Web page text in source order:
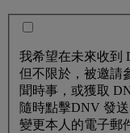
我希望在未來收到
但不限於，被邀請
聞時事，或獲取
隨時點擊DNV 發
變更本人的電子郵